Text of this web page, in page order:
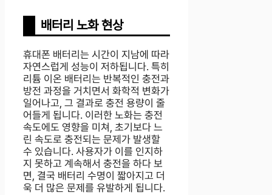
배터리 노화 현상
휴대폰 배터리는 시간이 지남에 따라
자연스럽게 성능이 저하됩니다. 특히
리튬 이온 배터리는 반복적인 충전과
방전 과정을 거치면서 화학적 변화가
일어나고, 그 결과로 충전 용량이 줄
어들게 됩니다. 이러한 노화는 충전
속도에도 영향을 미쳐, 초기보다 느
린 속도로 충전되는 문제가 발생할
수 있습니다. 사용자가 이를 인지하
지 못하고 계속해서 충전을 하다 보
면, 결국 배터리 수명이 짧아지고 더
욱 더 많은 문제를 유발하게 됩니다.